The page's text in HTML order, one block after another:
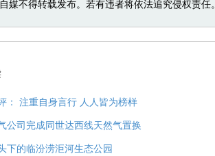
媒不得转载发布。若有违者将依法追究侵权责任。
： 注重自身言行 人人皆为榜样
公司完成同世达西线天然气置换
下的临汾涝洰河生态公园